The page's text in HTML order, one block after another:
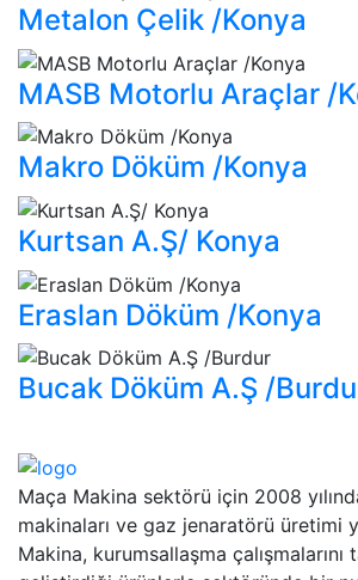
Metalon Çelik /Konya
MASB Motorlu Araçlar /
Makro Döküm /Konya
Kurtsan A.Ş/ Konya
Eraslan Döküm /Konya
Bucak Döküm A.Ş /
Maça Makina sektörü için 2008
makinaları ve gaz jenaratörü üretimi
Makina, kurumsallaşma çalışmalarını